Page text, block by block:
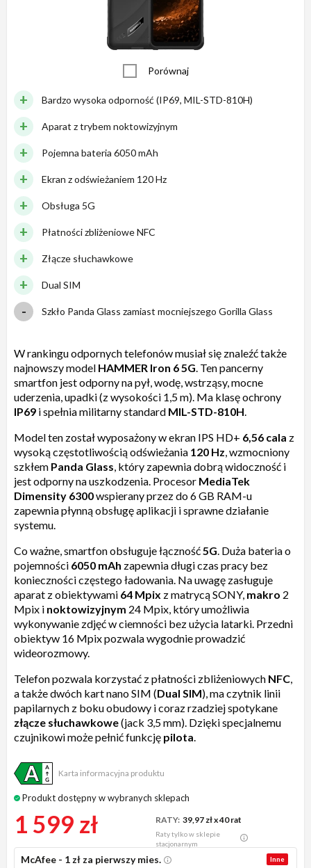
Porównaj
Bardzo wysoka odporność (IP69, MIL-STD-810H)
Aparat z trybem noktowizyjnym
Pojemna bateria 6050 mAh
Ekran z odświeżaniem 120 Hz
Obsługa 5G
Płatności zbliżeniowe NFC
Złącze słuchawkowe
Dual SIM
Szkło Panda Glass zamiast mocniejszego Gorilla Glass
W rankingu odpornych telefonów musiał się znaleźć także
najnowszy model HAMMER Iron 6 5G. Ten pancerny
smartfon jest odporny na pył, wodę, wstrząsy, mocne
uderzenia, upadki (z wysokości 1,5 m). Ma klasę ochrony
IP69 i spełnia militarny standard MIL-STD-810H.
Model ten został wyposażony w ekran IPS HD+ 6,56 cala z
wysoką częstotliwością odświeżania 120 Hz, wzmocniony
szkłem Panda Glass, który zapewnia dobrą widoczność i
jest odporny na uszkodzenia. Procesor MediaTek
Dimensity 6300wspierany przez do 6 GB RAM-u
zapewnia płynną obsługę aplikacji i sprawne działanie
systemu.
Co ważne, smartfon obsługuje łączność5G. Duża bateria o
pojemności 6050 mAh zapewnia długi czas pracy bez
konieczności częstego ładowania. Na uwagę zasługuje
aparat z obiektywami 64 Mpix z matrycą SONY, makro 2
Mpix i noktowizyjnym 24 Mpix, który umożliwia
wykonywanie zdjęć w ciemności bez użycia latarki. Przedni
obiektyw 16 Mpix pozwala wygodnie prowadzić
wideorozmowy.
Telefon pozwala korzystać z płatności zbliżeniowych NFC,
a także dwóch kart nano SIM (Dual SIM), ma czytnik linii
papilarnych z boku obudowy i coraz rzadziej spotykane
złącze słuchawkowe(jack 3,5 mm). Dzięki specjalnemu
czujnikowi może pełnić funkcję pilota.
Karta informacyjna produktu
Produkt dostępny w wybranych sklepach
1 599 zł RATY: 39,97 złx 40 rat
Raty tylko w sklepie
stacjonarnym
Inne
McAfee - 1 zł za pierwszy mies.